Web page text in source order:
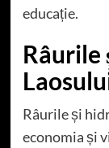
educație.
Râurile
Râurile și
economia și